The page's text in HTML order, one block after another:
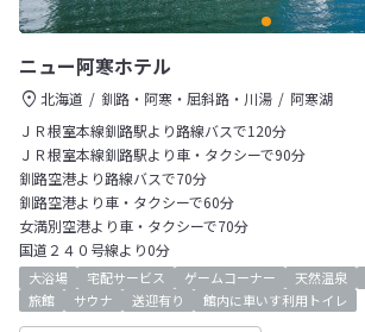
ニュー阿寒ホテル
北海道 釧路・阿寒・屈斜路・川湯
阿寒湖
ＪＲ根室本線釧路駅より路線バスで120分
ＪＲ根室本線釧路駅より車・タクシーで90分
釧路空港より路線バスで70分
釧路空港より車・タクシーで60分
女満別空港より車・タクシーで70分
国道２４０号線より0分
大浴場 宅配サービス ゲームコーナー 天然温泉
旅館
サウナ 送迎有り 館内に車いす利用トイレ